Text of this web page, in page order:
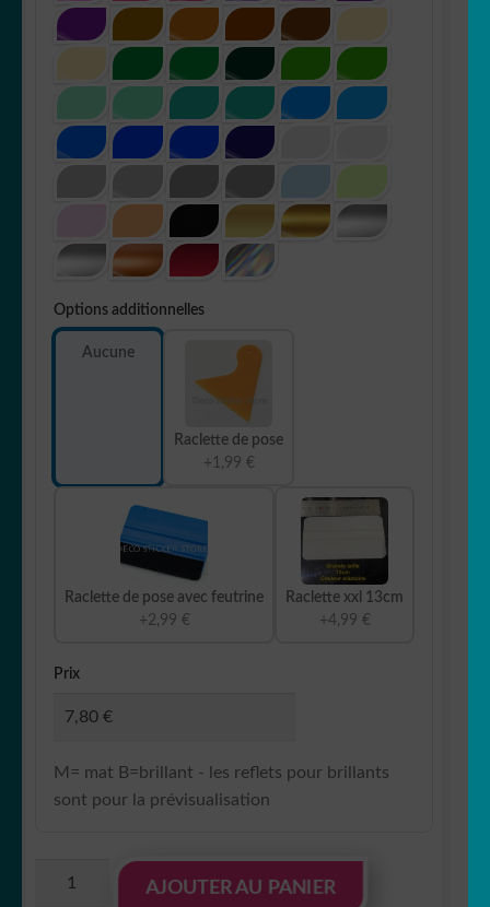
Options additionnelles
Aucune
Raclette de pose
+1,99 €
Raclette de pose avec feutrine
+2,99 €
Raclette xxl 13cm
+4,99 €
Prix
M= mat B=brillant - les reflets pour brillants
sont pour la prévisualisation
AJOUTER AU PANIER